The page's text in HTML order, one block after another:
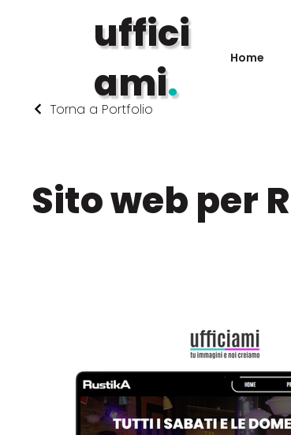
uffici
ami.
Home
Torna a Portfolio
Sito web per